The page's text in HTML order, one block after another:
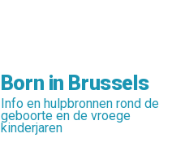
Born in Brussels
Info en hulpbronnen rond de
geboorte en de vroege
kinderjaren